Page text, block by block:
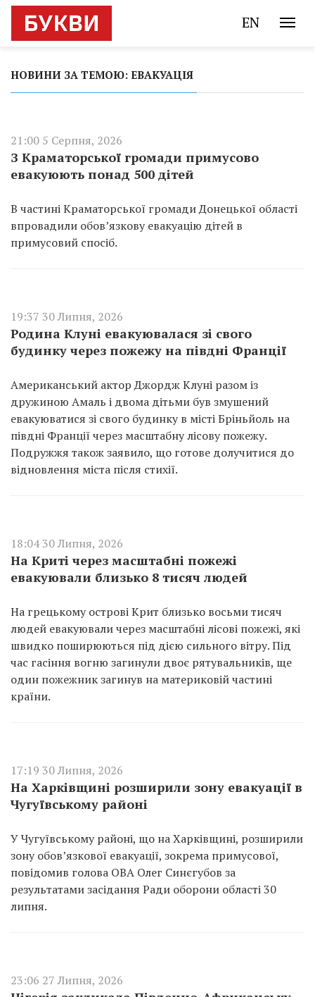
EN
НОВИНИ ЗА ТЕМОЮ: ЕВАКУАЦІЯ
21:00 5 Серпня, 2026
З Краматорської громади примусово
евакуюють понад 500 дітей
В частині Краматорської громади Донецької області
впровадили обов’язкову евакуацію дітей в
примусовий спосіб.
19:37 30 Липня, 2026
Родина Клуні евакуювалася зі свого
будинку через пожежу на півдні Франції
Американський актор Джордж Клуні разом із
дружиною Амаль і двома дітьми був змушений
евакуюватися зі свого будинку в місті Бріньйоль на
півдні Франції через масштабну лісову пожежу.
Подружжя також заявило, що готове долучитися до
відновлення міста після стихії.
18:04 30 Липня, 2026
На Криті через масштабні пожежі
евакуювали близько 8 тисяч людей
На грецькому острові Крит близько восьми тисяч
людей евакуювали через масштабні лісові пожежі, які
швидко поширюються під дією сильного вітру. Під
час гасіння вогню загинули двоє рятувальників, ще
один пожежник загинув на материковій частині
країни.
17:19 30 Липня, 2026
На Харківщині розширили зону евакуації в
Чугуївському районі
У Чугуївському районі, що на Харківщині, розширили
зону обов’язкової евакуації, зокрема примусової,
повідомив голова ОВА Олег Синєгубов за
результатами засідання Ради оборони області 30
липня.
23:06 27 Липня, 2026